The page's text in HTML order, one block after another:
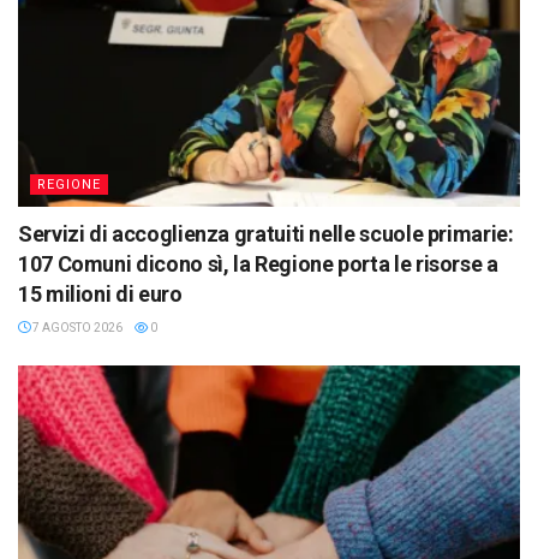
REGIONE
Servizi di accoglienza gratuiti nelle scuole primarie:
107 Comuni dicono sì, la Regione porta le risorse a
15 milioni di euro
7 AGOSTO 2026 0